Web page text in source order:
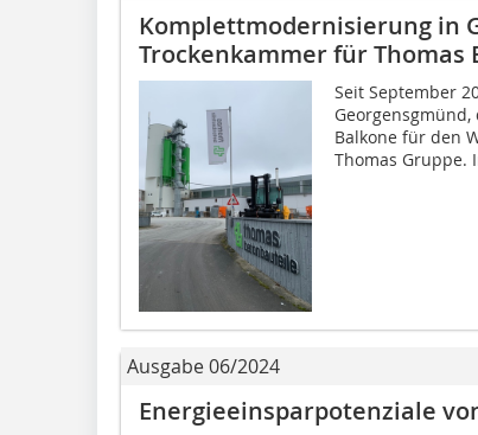
Komplettmodernisierung in
Trockenkammer für Thomas
Seit September
Balkone für den
Thomas Gruppe.
Ausgabe 06/2024
Energieeinsparpotenziale